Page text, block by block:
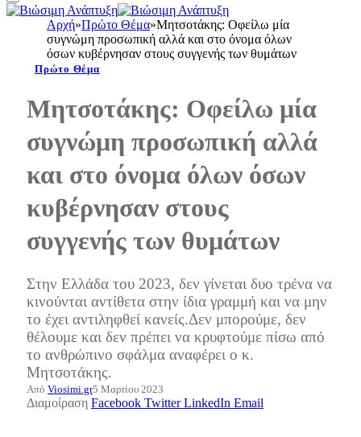
Αρχή»Πρώτο Θέμα»Μητσοτάκης: Οφείλω μία
συγνώμη προσωπική αλλά και στο όνομα όλων
όσων κυβέρνησαν στους συγγενής των θυμάτων
Πρώτο Θέμα
Μητσοτάκης: Οφείλω μία
συγνώμη προσωπική αλλά
και στο όνομα όλων όσων
κυβέρνησαν στους
συγγενής των θυμάτων
Στην Ελλάδα του 2023, δεν γίνεται δυο τρένα να
κινούνται αντίθετα στην ίδια γραμμή και να μην
το έχει αντιληφθεί κανείς.Δεν μπορούμε, δεν
θέλουμε και δεν πρέπει να κρυφτούμε πίσω από
το ανθρώπινο σφάλμα αναφέρει ο κ.
Μητσοτάκης.
Από Viosimi.gr5 Μαρτίου 2023
Διαμοίραση Facebook Twitter LinkedIn Email